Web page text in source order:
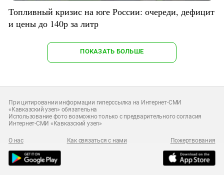
Топливный кризис на юге России: очереди, дефицит
и цены до 140р за литр
ПОКАЗАТЬ БОЛЬШЕ
При цитировании информации гиперссылка на Интернет-СМИ
«Кавказский узел» обязательна
Использование фото возможно только с предварительного согласия
Интернет-СМИ «Кавказский узел»
О нас Как связаться с нами Пожертвования